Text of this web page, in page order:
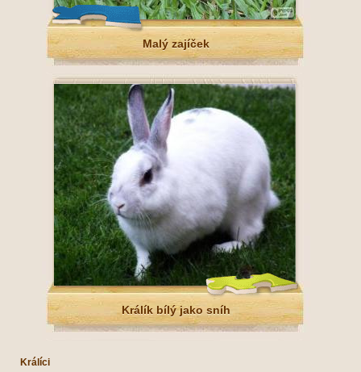
Malý zajíček
Králík bílý jako sníh
Králíci